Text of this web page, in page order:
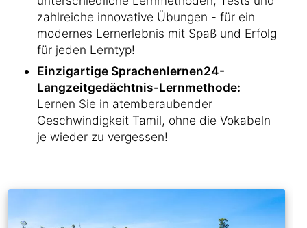
zahlreiche innovative Übungen - für ein
modernes Lernerlebnis mit Spaß und Erfolg
für jeden Lerntyp!
Einzigartige Sprachenlernen24-
Langzeitgedächtnis-Lernmethode:
Lernen Sie in atemberaubender
Geschwindigkeit Tamil, ohne die Vokabeln
je wieder zu vergessen!